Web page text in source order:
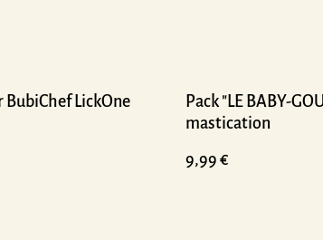
BubiChef LickOne
Pack "LE BABY-
mastication
9,99 €